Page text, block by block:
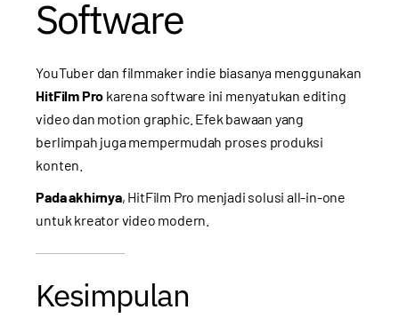
Software
YouTuber dan filmmaker indie biasanya menggunakan
HitFilm Pro karena software ini menyatukan editing
video dan motion graphic. Efek bawaan yang
berlimpah juga mempermudah proses produksi
konten.
Pada akhirnya, HitFilm Pro menjadi solusi all-in-one
untuk kreator video modern.
Kesimpulan